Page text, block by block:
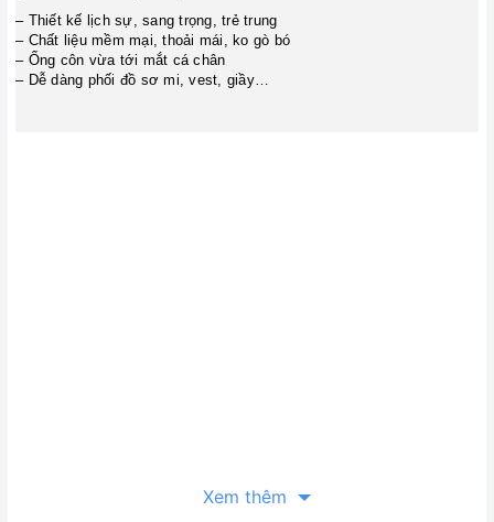
– Thiết kế lịch sự, sang trọng, trẻ trung
– Chất liệu mềm mại, thoải mái, ko gò bó
– Ống côn vừa tới mắt cá chân
– Dễ dàng phối đồ sơ mi, vest, giầy…
Xem thêm